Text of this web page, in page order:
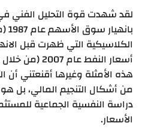
لقد شهدت قوة التحليل الفني
الكلاسيكية التي ظهرت قبل
أسعار النفط
هذه الأمثلة وغيرها أقنعتني
من أشكال التنجيم المالي، بل
دراسة النفسية الجماعية
الأسعار.